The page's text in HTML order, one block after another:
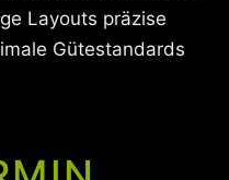
Layouts präzise
Gütestandards